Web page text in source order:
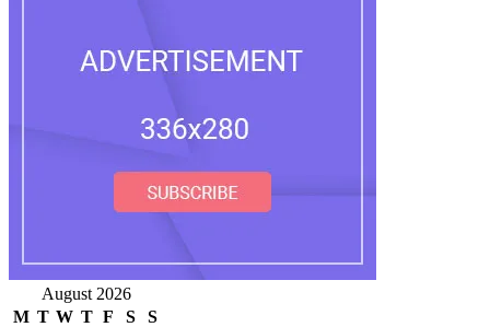
August 2026
M T W T F S
S